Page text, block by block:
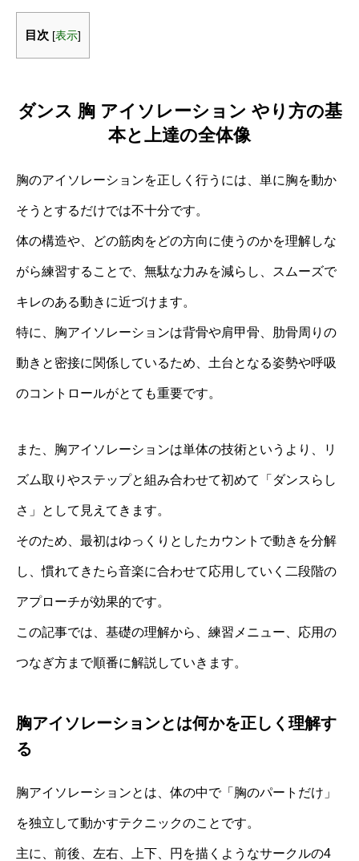
目次 [表示]
ダンス 胸 アイソレーション やり方の基
本と上達の全体像
胸のアイソレーションを正しく行うには、単に胸を動か
そうとするだけでは不十分です。
体の構造や、どの筋肉をどの方向に使うのかを理解しな
がら練習することで、無駄な力みを減らし、スムーズで
キレのある動きに近づけます。
特に、胸アイソレーションは背骨や肩甲骨、肋骨周りの
動きと密接に関係しているため、土台となる姿勢や呼吸
のコントロールがとても重要です。
また、胸アイソレーションは単体の技術というより、リ
ズム取りやステップと組み合わせて初めて「ダンスらし
さ」として見えてきます。
そのため、最初はゆっくりとしたカウントで動きを分解
し、慣れてきたら音楽に合わせて応用していく二段階の
アプローチが効果的です。
この記事では、基礎の理解から、練習メニュー、応用の
つなぎ方まで順番に解説していきます。
胸アイソレーションとは何かを正しく理解す
る
胸アイソレーションとは、体の中で「胸のパートだけ」
を独立して動かすテクニックのことです。
主に、前後、左右、上下、円を描くようなサークルの4